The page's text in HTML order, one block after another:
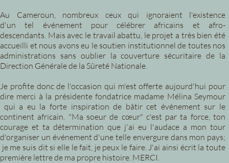
Au Cameroun, nombreux ceux qui ignoraient l'existence
d'un tel événement pour célébrer africains et afro-
descendants. Mais avec le travail abattu, le projet a très bien été
accueilli et nous avons eu le soutien institutionnel de toutes nos
administrations sans oublier la couverture sécuritaire de la
Direction Générale de la Sûreté Nationale.
Je profite donc de l'occasion qui m'est offerte aujourd'hui pour
dire merci à la présidente fondatrice madame Mélina Seymour
qui a eu la forte inspiration de bâtir cet événement sur le
continent africain. "Ma soeur de cœur" c'est par ta force, ton
courage et ta détermination que j'ai eu l'audace a mon tour
d'organiser un événement d'une telle envergure dans mon pays;
je me suis dit si elle le fait, je peux le faire. J'ai ainsi écrit la toute
première lettre de ma propre histoire. MERCI.